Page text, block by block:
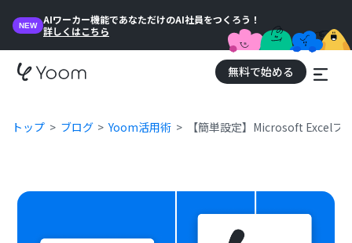
NEW
AIワーカー機能であなただけのAI社員をつくろう！
詳しくはこちら
無料で始める
トップ ブログ Yoom活用術 【簡単設定】Microsoft Excelフ